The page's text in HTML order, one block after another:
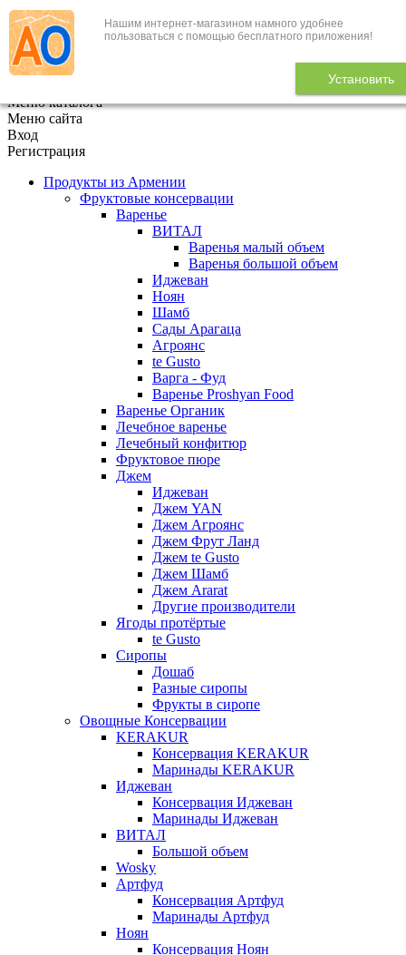
Нашим интернет-магазином намного удобнее
пользоваться с помощью бесплатного приложения!
Установить
+7 (495) 646-888-1
В корзине 0
Меню каталога
Меню сайта
Вход
Регистрация
Продукты из Армении
Фруктовые консервации
Варенье
ВИТАЛ
Варенья малый объем
Варенья большой объем
Иджеван
Ноян
Шамб
Сады Арагаца
Агроянс
te Gusto
Варга - Фуд
Варенье Proshyan Food
Варенье Органик
Лечебное варенье
Лечебный конфитюр
Фруктовое пюре
Джем
Иджеван
Джем YAN
Джем Агроянс
Джем Фрут Ланд
Джем te Gusto
Джем Шамб
Джем Ararat
Другие производители
Ягоды протёртые
te Gusto
Сиропы
Дошаб
Разные сиропы
Фрукты в сиропе
Овощные Консервации
KERAKUR
Консервация KERAKUR
Маринады KERAKUR
Иджеван
Консервация Иджеван
Маринады Иджеван
ВИТАЛ
Большой объем
Wosky
Артфуд
Консервация Артфуд
Маринады Артфуд
Ноян
Консервация Ноян